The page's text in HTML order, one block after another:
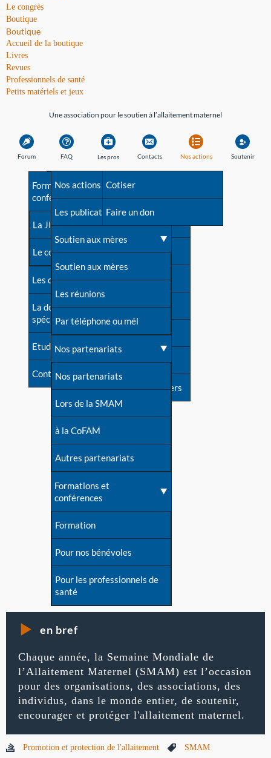
Le congrès
Boutique
Boutique
Accueil de la boutique
Livres
Revues
Professionnels de santé
Petits matériels et jeux
Une association pour le soutien à l’allaitement maternel
Forum FAQ
Avant la naissance
Les débuts
Une difficulté d'allaitement ?
Cas particuliers
Mythes et vérités
Devenir animatrice ?
Une question sur le site
Les pros
Formations et
conférences
La JIA
Le congrès
Les dossiers de l'allaitement
La documentation
spécialisée
Etudes récentes
Contact
Contacts
Besoin d'aide?
Répertoire de tous les
contacts
Contact presse
Dossier de presse
Soutenir LLL
Livre d'or
Forum
S'inscrire à nos newsletters
Nos actions
Nos actions
Les publications
Soutien aux mères
Soutien aux mères
Les réunions
Par téléphone ou mél
Nos partenariats
Nos partenariats
Lors de la SMAM
à la CoFAM
Autres partenariats
Formations et
conférences
Formation
Pour nos bénévoles
Pour les professionnels de
santé
Soutenir
Cotiser
Faire un don
en bref
Chaque année, la Semaine Mondiale de
l’Allaitement Maternel (SMAM) est l’occasion
pour des organisations, des associations, des
individus, dans le monde entier, de soutenir,
encourager et protéger l'allaitement maternel.
Promotion et protection de l'allaitement SMAM